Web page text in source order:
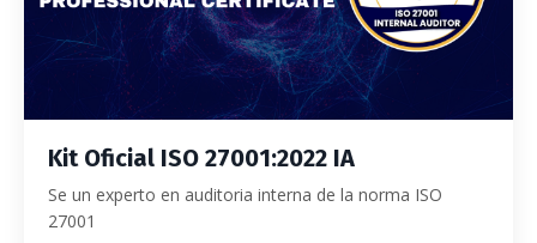
Kit Oficial ISO 27001:2022 IA
Se un experto en auditoria interna de la norma ISO
27001